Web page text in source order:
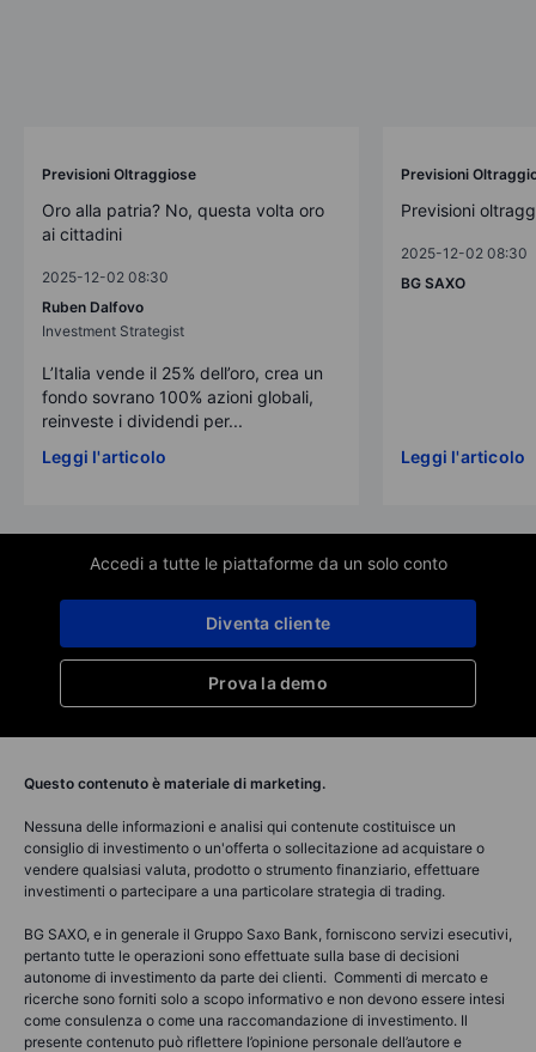
Previsioni Oltraggiose
Oro alla patria? No, questa volta oro
ai cittadini
2025-12-02 08:30
Ruben Dalfovo
Investment Strategist
L’Italia vende il 25% dell’oro, crea un
fondo sovrano 100% azioni globali,
reinveste i dividendi per...
Leggi l'articolo
Previsioni
Previsioni
2025-12-02 08:30
BG SAXO
Leggi l'articolo
Accedi a tutte le piattaforme da un solo conto
Prova la demo
Diventa cliente
Questo contenuto è materiale di marketing.
Nessuna delle informazioni e analisi qui contenute costituisce un
consiglio di investimento o un'offerta o sollecitazione ad acquistare o
vendere qualsiasi valuta, prodotto o strumento finanziario, effettuare
investimenti o partecipare a una particolare strategia di trading.
BG SAXO, e in generale il Gruppo Saxo Bank, forniscono servizi esecutivi,
pertanto tutte le operazioni sono effettuate sulla base di decisioni
autonome di investimento da parte dei clienti. Commenti di mercato e
ricerche sono forniti solo a scopo informativo e non devono essere intesi
come consulenza o come una raccomandazione di investimento. Il
presente contenuto può riflettere l’opinione personale dell’autore e